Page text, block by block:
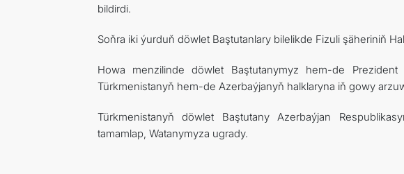
bildirdi.
Soňra iki ýurduň döwlet Baştutanlary bilelikde Fizuli şäheriniň
Howa menzilinde döwlet Baştutanymyz hem-de
Türkmenistanyň hem-de Azerbaýjanyň halklaryna iň gowy
Türkmenistanyň döwlet Baştutany Azerbaýjan
tamamlap, Watanymyza ugrady.